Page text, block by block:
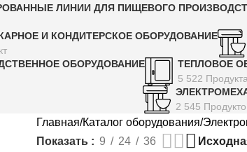
ЛИНИИ ДЛЯ ПИЩЕВОГО
И КОНДИТЕРСКОЕ ОБОРУДОВАНИЕ
ОБОРУДОВАНИЕ
ТЕПЛОВОЕ
5 522
2 545
Главная Каталог оборудования
Показать
9 24 36